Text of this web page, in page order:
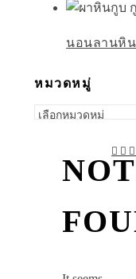
นอนลานหิ
หมวดหมู่
หมวด